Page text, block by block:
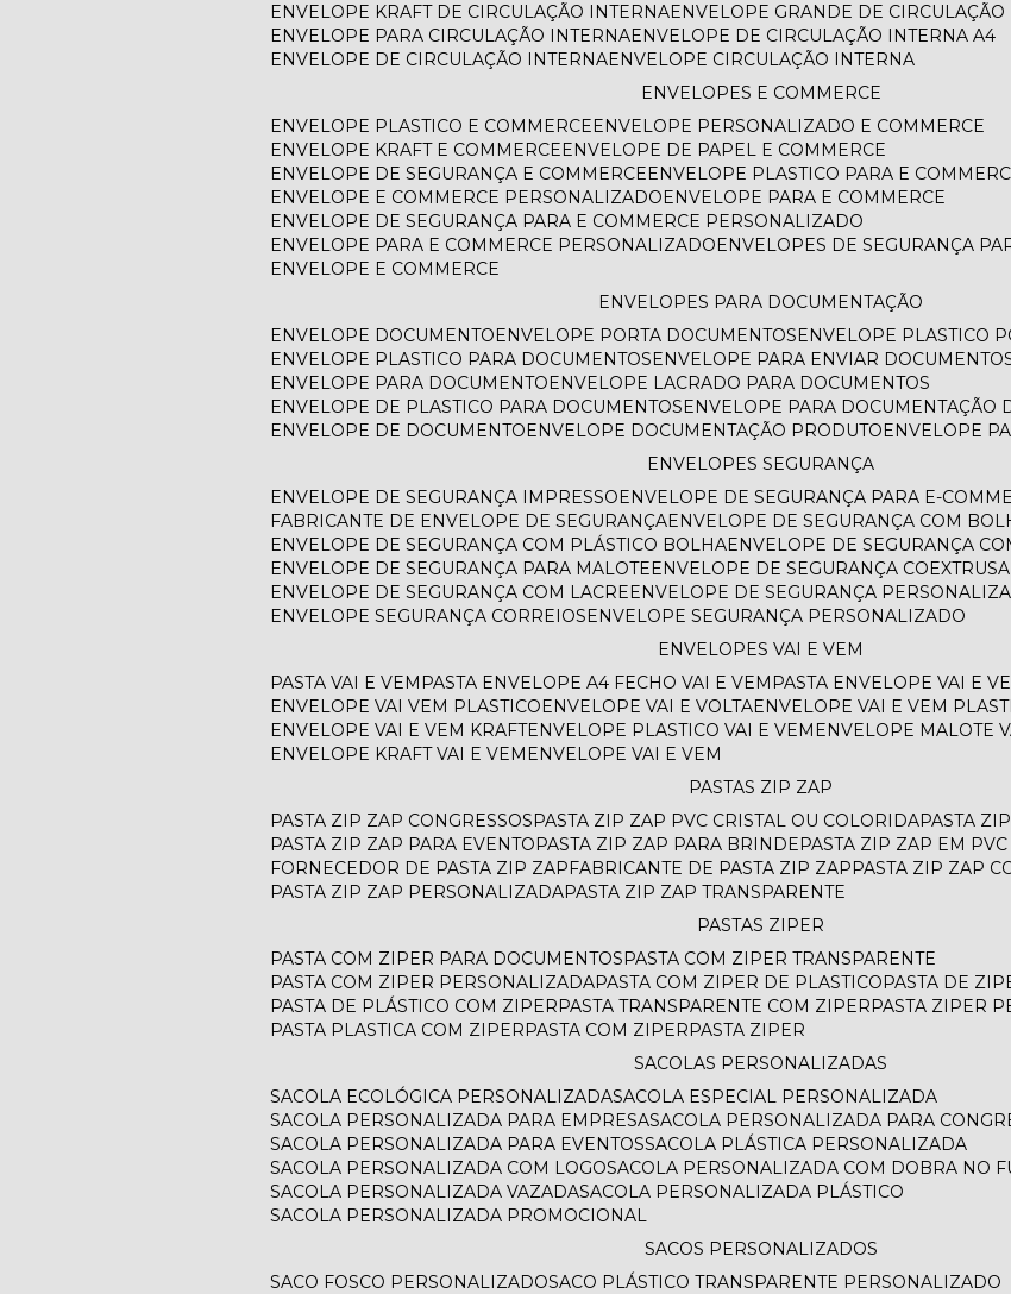
ENVELOPE KRAFT DE CIRCULAÇÃO INTERNA
ENVELOPE GRANDE DE
ENVELOPE PARA CIRCULAÇÃO INTERNA
ENVELOPE DE CIRCULAÇÃO INTERNA A4
ENVELOPE DE CIRCULAÇÃO INTERNA
ENVELOPE CIRCULAÇÃO INTERNA
ENVELOPES E COMMERCE
ENVELOPE PLASTICO E COMMERCE
ENVELOPE PERSONALIZADO E COMMERCE
ENVELOPE KRAFT E COMMERCE
ENVELOPE DE PAPEL E COMMERCE
ENVELOPE DE SEGURANÇA E COMMERCE
ENVELOPE PLASTICO PARA E
ENVELOPE E COMMERCE PERSONALIZADO
ENVELOPE PARA E COMMERCE
ENVELOPE DE SEGURANÇA PARA E COMMERCE PERSONALIZADO
ENVELOPE PARA E COMMERCE PERSONALIZADO
ENVELOPES DE SEGURANÇA
ENVELOPE E COMMERCE
ENVELOPES PARA DOCUMENTAÇÃO
ENVELOPE DOCUMENTO
ENVELOPE PORTA DOCUMENTOS
ENVELOPE PLASTICO
ENVELOPE PLASTICO PARA DOCUMENTOS
ENVELOPE PARA ENVIAR
ENVELOPE PARA DOCUMENTO
ENVELOPE LACRADO PARA DOCUMENTOS
ENVELOPE DE PLASTICO PARA DOCUMENTOS
ENVELOPE PARA DOCUMENTAÇÃO
ENVELOPE DE DOCUMENTO
ENVELOPE DOCUMENTAÇÃO PRODUTO
ENVELOPE
ENVELOPES SEGURANÇA
ENVELOPE DE SEGURANÇA IMPRESSO
ENVELOPE DE SEGURANÇA PARA E-
FABRICANTE DE ENVELOPE DE SEGURANÇA
ENVELOPE DE SEGURANÇA COM
ENVELOPE DE SEGURANÇA COM PLÁSTICO BOLHA
ENVELOPE DE SEGURANÇA
ENVELOPE DE SEGURANÇA PARA MALOTE
ENVELOPE DE SEGURANÇA
ENVELOPE DE SEGURANÇA COM LACRE
ENVELOPE DE SEGURANÇA
ENVELOPE SEGURANÇA CORREIOS
ENVELOPE SEGURANÇA PERSONALIZADO
ENVELOPES VAI E VEM
PASTA VAI E VEM
PASTA ENVELOPE A4 FECHO VAI E VEM PASTA ENVELOPE VAI E
ENVELOPE VAI VEM PLASTICO
ENVELOPE VAI E VOLTA
ENVELOPE VAI E VEM
ENVELOPE VAI E VEM KRAFT
ENVELOPE PLASTICO VAI E VEM
ENVELOPE MALOTE
ENVELOPE KRAFT VAI E VEM
ENVELOPE VAI E VEM
PASTAS ZIP ZAP
PASTA ZIP ZAP CONGRESSOS PASTA ZIP ZAP PVC CRISTAL OU COLORIDA PASTA
PASTA ZIP ZAP PARA EVENTO PASTA ZIP ZAP PARA BRINDE PASTA ZIP ZAP EM PVC
FORNECEDOR DE PASTA ZIP ZAP FABRICANTE DE PASTA ZIP ZAP PASTA ZIP ZAP
PASTA ZIP ZAP PERSONALIZADA PASTA ZIP ZAP TRANSPARENTE
PASTAS ZIPER
PASTA COM ZIPER PARA DOCUMENTOS PASTA COM ZIPER TRANSPARENTE
PASTA COM ZIPER PERSONALIZADA PASTA COM ZIPER DE PLASTICO PASTA DE
PASTA DE PLÁSTICO COM ZIPER PASTA TRANSPARENTE COM ZIPER PASTA ZIPER
PASTA PLASTICA COM ZIPER PASTA COM ZIPER PASTA ZIPER
SACOLAS PERSONALIZADAS
SACOLA ECOLÓGICA PERSONALIZADA SACOLA ESPECIAL PERSONALIZADA
SACOLA PERSONALIZADA PARA EMPRESA SACOLA PERSONALIZADA PARA
SACOLA PERSONALIZADA PARA EVENTOS SACOLA PLÁSTICA PERSONALIZADA
SACOLA PERSONALIZADA COM LOGO SACOLA PERSONALIZADA COM DOBRA NO
SACOLA PERSONALIZADA VAZADA SACOLA PERSONALIZADA PLÁSTICO
SACOLA PERSONALIZADA PROMOCIONAL
SACOS PERSONALIZADOS
SACO FOSCO PERSONALIZADO SACO PLÁSTICO TRANSPARENTE PERSONALIZADO